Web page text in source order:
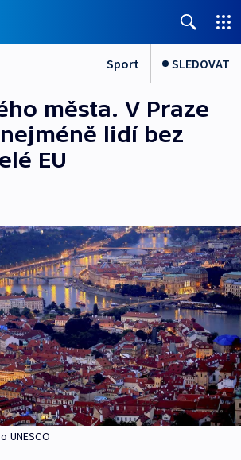
Sport SLEDOVAT
města. V Praze
lidí bez
EU
UNESCO